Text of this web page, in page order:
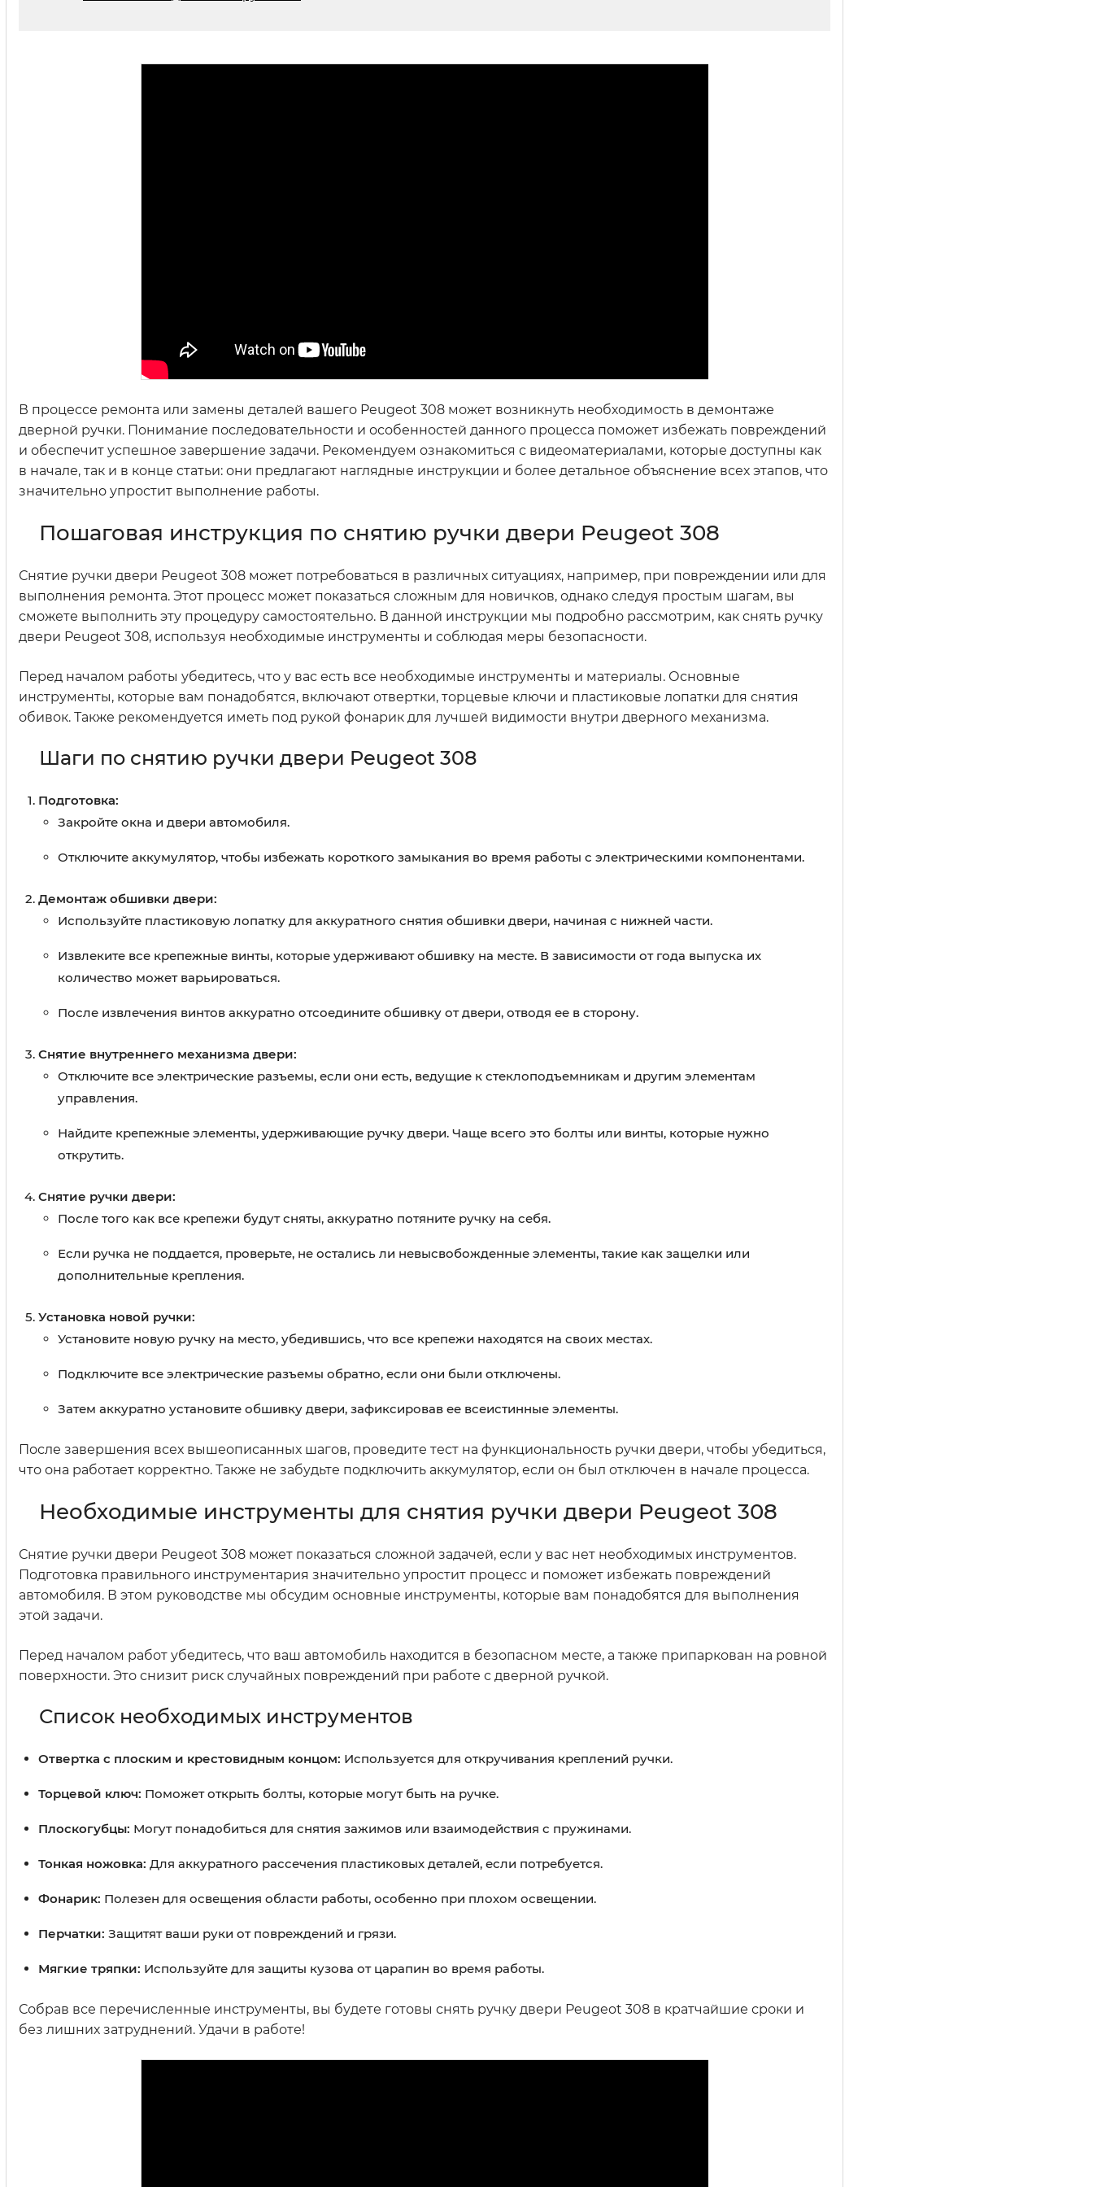
В процессе ремонта или замены деталей вашего Peugeot 308 может возникнуть необходимость в демонтаже
дверной ручки. Понимание последовательности и особенностей данного процесса поможет избежать повреждений
и обеспечит успешное завершение задачи. Рекомендуем ознакомиться с видеоматериалами, которые доступны как
в начале, так и в конце статьи: они предлагают наглядные инструкции и более детальное объяснение всех этапов, что
значительно упростит выполнение работы.
Пошаговая инструкция по снятию ручки двери Peugeot 308
Снятие ручки двери Peugeot 308 может потребоваться в различных ситуациях, например, при повреждении или для
выполнения ремонта. Этот процесс может показаться сложным для новичков, однако следуя простым шагам, вы
сможете выполнить эту процедуру самостоятельно. В данной инструкции мы подробно рассмотрим, как снять ручку
двери Peugeot 308, используя необходимые инструменты и соблюдая меры безопасности.
Перед началом работы убедитесь, что у вас есть все необходимые инструменты и материалы. Основные
инструменты, которые вам понадобятся, включают отвертки, торцевые ключи и пластиковые лопатки для снятия
обивок. Также рекомендуется иметь под рукой фонарик для лучшей видимости внутри дверного механизма.
Шаги по снятию ручки двери Peugeot 308
Подготовка:
Закройте окна и двери автомобиля.
Отключите аккумулятор, чтобы избежать короткого замыкания во время работы с электрическими компонентами.
Демонтаж обшивки двери:
Используйте пластиковую лопатку для аккуратного снятия обшивки двери, начиная с нижней части.
Извлеките все крепежные винты, которые удерживают обшивку на месте. В зависимости от года выпуска их
количество может варьироваться.
После извлечения винтов аккуратно отсоедините обшивку от двери, отводя ее в сторону.
Снятие внутреннего механизма двери:
Отключите все электрические разъемы, если они есть, ведущие к стеклоподъемникам и другим элементам
управления.
Найдите крепежные элементы, удерживающие ручку двери. Чаще всего это болты или винты, которые нужно
открутить.
Снятие ручки двери:
После того как все крепежи будут сняты, аккуратно потяните ручку на себя.
Если ручка не поддается, проверьте, не остались ли невысвобожденные элементы, такие как защелки или
дополнительные крепления.
Установка новой ручки:
Установите новую ручку на место, убедившись, что все крепежи находятся на своих местах.
Подключите все электрические разъемы обратно, если они были отключены.
Затем аккуратно установите обшивку двери, зафиксировав ее всеистинные элементы.
После завершения всех вышеописанных шагов, проведите тест на функциональность ручки двери, чтобы убедиться,
что она работает корректно. Также не забудьте подключить аккумулятор, если он был отключен в начале процесса.
Необходимые инструменты для снятия ручки двери Peugeot 308
Снятие ручки двери Peugeot 308 может показаться сложной задачей, если у вас нет необходимых инструментов.
Подготовка правильного инструментария значительно упростит процесс и поможет избежать повреждений
автомобиля. В этом руководстве мы обсудим основные инструменты, которые вам понадобятся для выполнения
этой задачи.
Перед началом работ убедитесь, что ваш автомобиль находится в безопасном месте, а также припаркован на ровной
поверхности. Это снизит риск случайных повреждений при работе с дверной ручкой.
Список необходимых инструментов
Отвертка с плоским и крестовидным концом: Используется для откручивания креплений ручки.
Торцевой ключ: Поможет открыть болты, которые могут быть на ручке.
Плоскогубцы: Могут понадобиться для снятия зажимов или взаимодействия с пружинами.
Тонкая ножовка: Для аккуратного рассечения пластиковых деталей, если потребуется.
Фонарик: Полезен для освещения области работы, особенно при плохом освещении.
Перчатки: Защитят ваши руки от повреждений и грязи.
Мягкие тряпки: Используйте для защиты кузова от царапин во время работы.
Собрав все перечисленные инструменты, вы будете готовы снять ручку двери Peugeot 308 в кратчайшие сроки и
без лишних затруднений. Удачи в работе!